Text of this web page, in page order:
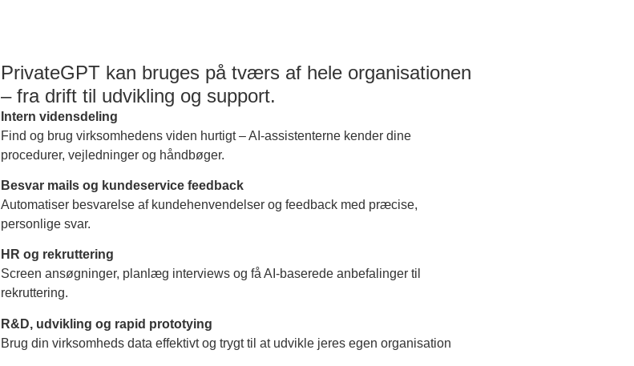
PrivateGPT kan bruges på tværs af hele organisationen
– fra drift til udvikling og support.
Intern vidensdeling
Find og brug virksomhedens viden hurtigt – AI-assistenterne kender dine
procedurer, vejledninger og håndbøger.
Besvar mails og kundeservice feedback
Automatiser besvarelse af kundehenvendelser og feedback med præcise,
personlige svar.
HR og rekruttering
Screen ansøgninger, planlæg interviews og få AI-baserede anbefalinger til
rekruttering.
R&D, udvikling og rapid prototying
Brug din virksomheds data effektivt og trygt til at udvikle jeres egen organisation